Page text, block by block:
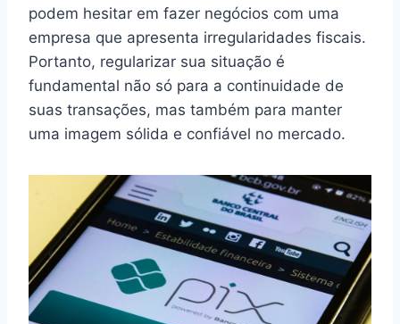
podem hesitar em fazer negócios com uma
empresa que apresenta irregularidades fiscais.
Portanto, regularizar sua situação é
fundamental não só para a continuidade de
suas transações, mas também para manter
uma imagem sólida e confiável no mercado.